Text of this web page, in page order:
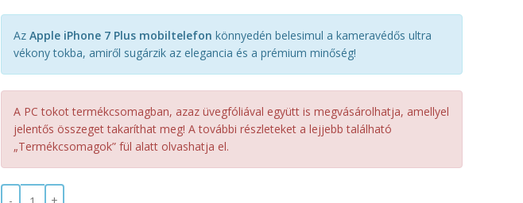
Az Apple iPhone 7 Plus mobiltelefon könnyedén belesimul a kameravédős ultra
vékony tokba, amiről sugárzik az elegancia és a prémium minőség!
A PC tokot termékcsomagban, azaz üvegfóliával együtt is megvásárolhatja, amellyel
jelentős összeget takaríthat meg! A további részleteket a lejjebb található
„Termékcsomagok” fül alatt olvashatja el.